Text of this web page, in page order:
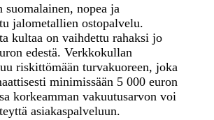
nopea ja
jalometallien ostopalvelu.
kultaa on vaihdettu rahaksi jo
edestä. Verkkokullan
riskittömään turvakuoreen, joka
minimissään 5 000 euron
korkeamman vakuutusarvon voi
asiakaspalveluun.